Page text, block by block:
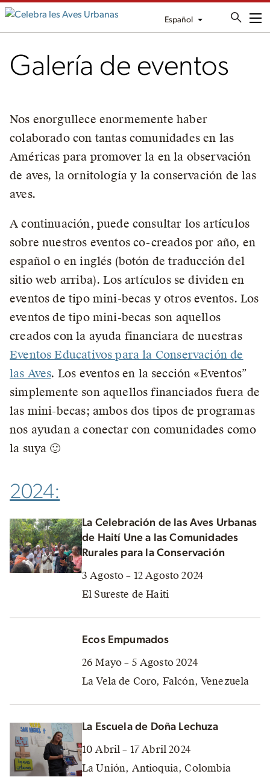
Español
Galería de eventos
Nos enorgullece enormemente haber
colaborado con tantas comunidades en las
Américas para promover la en la observación
de aves, la ornitología y la conservación de las
aves.
A continuación, puede consultar los artículos
sobre nuestros eventos co-creados por año, en
español o en inglés (botón de traducción del
sitio web arriba). Los artículos se dividen en
eventos de tipo mini-becas y otros eventos. Los
eventos de tipo mini-becas son aquellos
creados con la ayuda financiara de nuestras
Eventos Educativos para la Conservación de
las Aves. Los eventos en la sección «Eventos”
simplemente son aquellos financiados fuera de
las mini-becas; ambos dos tipos de programas
nos ayudan a conectar con comunidades como
la suya 🙂
2024:
La Celebración de las Aves Urbanas
de Haití Une a las Comunidades
Rurales para la Conservación
3 Agosto – 12 Agosto 2024
El Sureste de Haiti
Ecos Empumados
26 Mayo – 5 Agosto 2024
La Vela de Coro, Falcón, Venezuela
La Escuela de Doña Lechuza
10 Abril – 17 Abril 2024
La Unión, Antioquia, Colombia